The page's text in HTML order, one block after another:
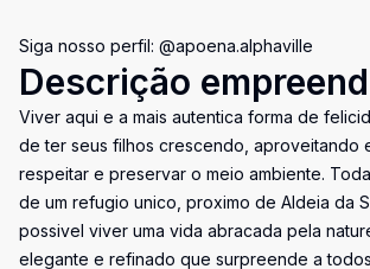
Siga nosso perfil: @apoena.alphaville
Descrição
Viver aqui e a mais autentica forma de
de ter seus filhos crescendo, aproveitando
respeitar e preservar o meio ambiente.
de um refugio unico, proximo de Aldeia da
possivel viver uma vida abracada pela
elegante e refinado que surpreende a